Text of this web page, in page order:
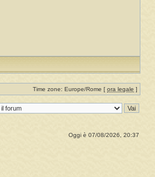
Time zone: Europe/Rome [ ora legale ]
Oggi è 07/08/2026, 20:37